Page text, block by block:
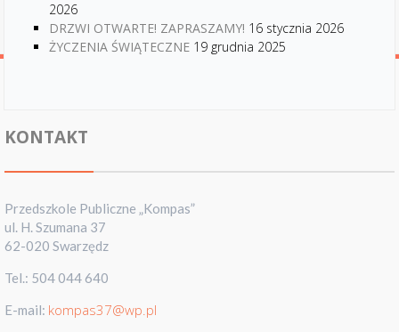
2026
DRZWI OTWARTE! ZAPRASZAMY! 16 stycznia 2026
ŻYCZENIA ŚWIĄTECZNE 19 grudnia 2025
KONTAKT
Przedszkole Publiczne „Kompas”
ul. H. Szumana 37
62-020 Swarzędz
Tel.: 504 044 640
E-mail: kompas37@wp.pl